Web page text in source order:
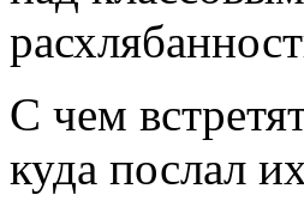
С чем
куда послал